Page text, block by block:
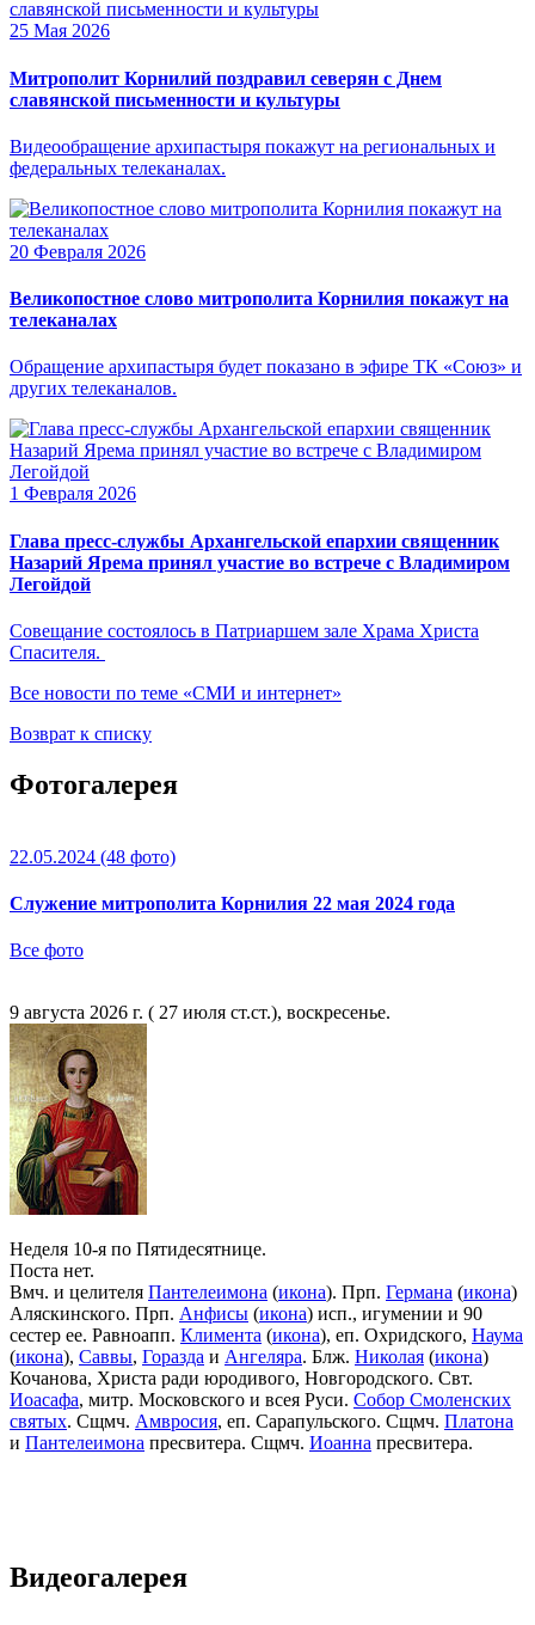
25 Мая 2026
Митрополит Корнилий поздравил северян с Днем
славянской письменности и культуры
Видеообращение архипастыря покажут на региональных и
федеральных телеканалах.
20 Февраля 2026
Великопостное слово митрополита Корнилия покажут на
телеканалах
Обращение архипастыря будет показано в эфире ТК «Союз» и
других телеканалов.
1 Февраля 2026
Глава пресс-службы Архангельской епархии священник
Назарий Ярема принял участие во встрече с Владимиром
Легойдой
Совещание состоялось в Патриаршем зале Храма Христа
Спасителя.
Все новости по теме «СМИ и интернет»
Возврат к списку
Фотогалерея
22.05.2024 (48 фото)
Служение митрополита Корнилия 22 мая 2024 года
Все фото
9 августа 2026 г. ( 27 июля ст.ст.), воскресенье.
Неделя 10-я по Пятидесятнице.
Поста нет.
Вмч. и целителя Пантелеимона (икона). Прп. Германа (икона)
Аляскинского. Прп. Анфисы (икона) исп., игумении и 90
сестер ее. Равноапп. Климента (икона), еп. Охридского, Наума
(икона), Саввы, Горазда и Ангеляра. Блж. Николая (икона)
Кочанова, Христа ради юродивого, Новгородского. Свт.
Иоасафа, митр. Московского и всея Руси. Собор Смоленских
святых. Сщмч. Амвросия, еп. Сарапульского. Сщмч. Платона
и Пантелеимона пресвитера. Сщмч. Иоанна пресвитера.
Видеогалерея